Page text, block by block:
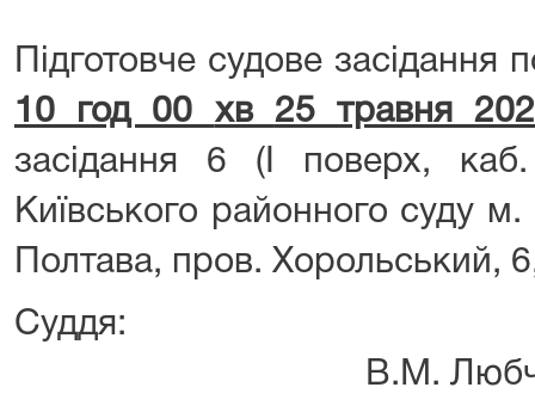
Підготовче судове засідання
10 год 00 хв 25 травня
засідання 6 (І поверх,
Київського районного суду
Полтава, пров.
В.М.